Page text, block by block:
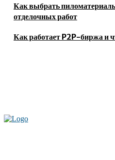
Как выбрать
отделочных работ
Как работает P2P-биржа и